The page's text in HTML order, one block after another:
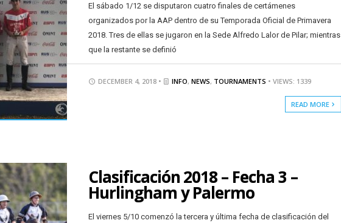
El sábado 1/12 se disputaron cuatro finales de certámenes
organizados por la AAP dentro de su Temporada Oficial de Primavera
2018. Tres de ellas se jugaron en la Sede Alfredo Lalor de Pilar; mientras
que la restante se definió
DECEMBER 4, 2018 • INFO, NEWS, TOURNAMENTS • VIEWS: 1339
READ MORE
Clasificación 2018 – Fecha 3 –
Hurlingham y Palermo
El viernes 5/10 comenzó la tercera y última fecha de clasificación del